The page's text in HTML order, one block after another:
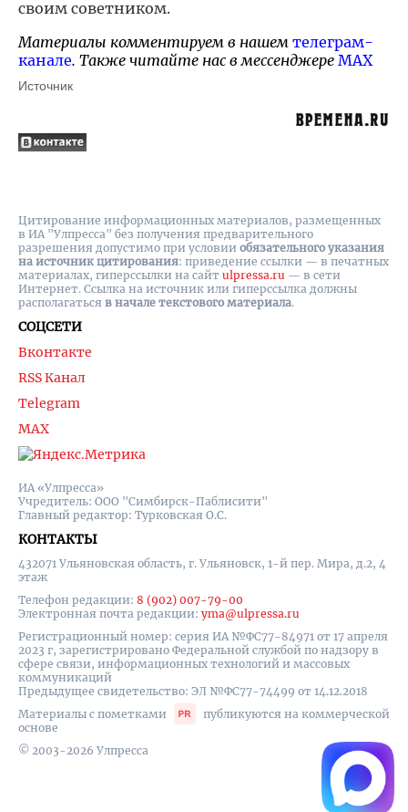
своим советником.
Материалы комментируем в нашем телеграм-
канале. Также читайте нас в мессенджере MAX
Источник
ИА «Улпресса»
Учредитель: ООО "Симбирск-Паблисити"
Главный редактор: Турковская О.С.
КОНТАКТЫ
432071 Ульяновская область, г. Ульяновск, 1-й пер. Мира, д.2, 4
этаж
Телефон редакции: 8 (902) 007-79-00
Электронная почта редакции: yma@ulpressa.ru
Регистрационный номер: серия ИА №ФС77-84971 от 17 апреля
2023 г, зарегистрировано Федеральной службой по надзору в
сфере связи, информационных технологий и массовых
коммуникаций
Предыдущее свидетельство: ЭЛ №ФС77-74499 от 14.12.2018
Материалы с пометками
публикуются на коммерческой
основе
© 2003-2026 Улпресса
СОЦСЕТИ
Вконтакте
RSS Канал
Telegram
MAX
Цитирование информационных материалов, размещенных
в ИА "Улпресса" без получения предварительного
разрешения допустимо при условии обязательного указания
на источник цитирования: приведение ссылки — в печатных
материалах, гиперссылки на cайт ulpressa.ru — в сети
Интернет. Ссылка на источник или гиперссылка должны
располагаться в начале текстового материала.